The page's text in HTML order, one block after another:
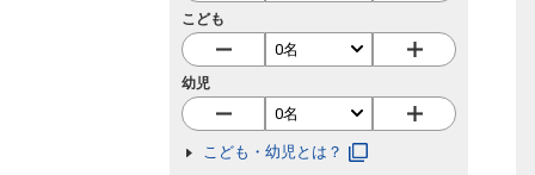
こども
幼児
こども・幼児とは？